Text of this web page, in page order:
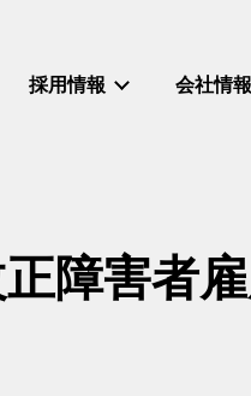
採用情報 会社情報
障害者